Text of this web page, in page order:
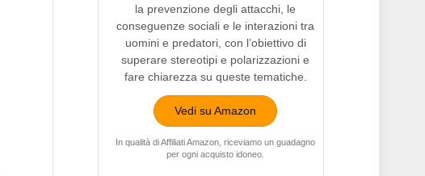
la prevenzione degli attacchi, le
conseguenze sociali e le interazioni tra
uomini e predatori, con l’obiettivo di
superare stereotipi e polarizzazioni e
fare chiarezza su queste tematiche.
Vedi su Amazon
In qualità di Affiliati Amazon, riceviamo un guadagno
per ogni acquisto idoneo.